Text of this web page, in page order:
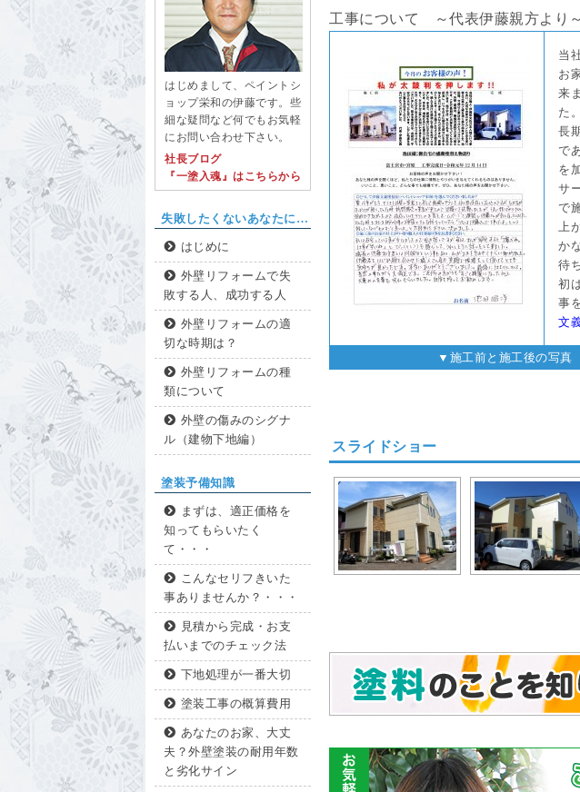
はじめまして、ペイントシ
ョップ栄和の伊藤です。些
細な疑問など何でもお気軽
にお問い合わせ下さい。
社長ブログ
『一塗入魂』はこちらから
失敗したくないあなたに…
はじめに
外壁リフォームで失
敗する人、成功する人
外壁リフォームの適
切な時期は？
外壁リフォームの種
類について
外壁の傷みのシグナ
ル（建物下地編）
塗装予備知識
まずは、適正価格を
知ってもらいたく
て・・・
こんなセリフきいた
事ありませんか？・・・
見積から完成・お支
払いまでのチェック法
下地処理が一番大切
塗装工事の概算費用
あなたのお家、大丈
夫？外壁塗装の耐用年数
と劣化サイン
工事について ～代表伊藤親方より～
当
お
来
た
長
で
を
サ
で
上
か
待
初
事
文
▼施工前と施工後の写真
スライドショー